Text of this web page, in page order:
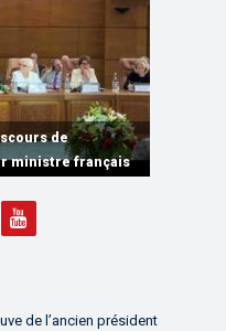
de
et de
de
ministre français
Maroc-France |
de l’ancien président